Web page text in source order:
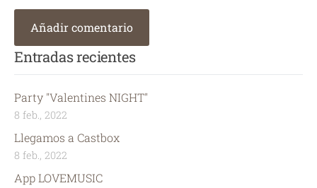
Entradas recientes
Party "Valentines NIGHT"
8 feb., 2022
Llegamos a Castbox
8 feb., 2022
App LOVEMUSIC